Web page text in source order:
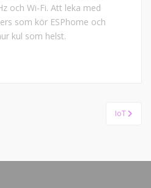
och Wi-Fi. Att leka med
som kör ESPhome och
kul som helst.
IoT